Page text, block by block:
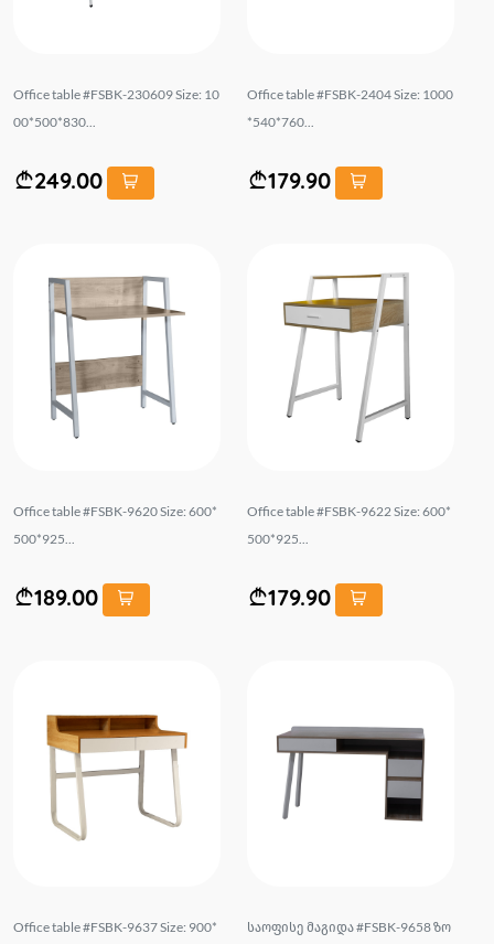
Office table #FSBK-230609 Size: 10
00*500*830...
249.00
Office table #FSBK-2404 Size: 1000
*540*760...
179.90
Office table #FSBK-9620 Size: 600*
500*925...
189.00
Office table #FSBK-9622 Size: 600*
500*925...
179.90
Office table #FSBK-9637 Size: 900*
საოფისე მაგიდა #FSBK-9658 ზო